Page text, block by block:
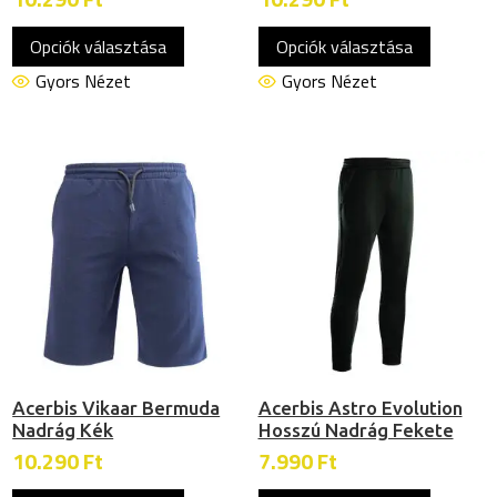
Opciók választása
Ennek
terméknek
van.
A
változatok
termékoldalon
választhatók
ki
Gyors Nézet
Opciók választása
Ennek
Gyors Nézet
Acerbis Vikaar Bermuda
Nadrág Kék
10.290Ft
Ennek
Acerbis Astro Evolution
Hosszú Nadrág Fekete
7.990Ft
Ennek